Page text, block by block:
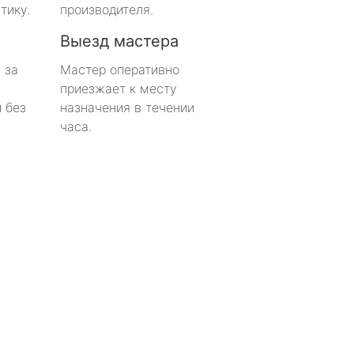
производителя.
за
без
Выезд мастера
Мастер оперативно
приезжает к месту
назначения в течении
часа.